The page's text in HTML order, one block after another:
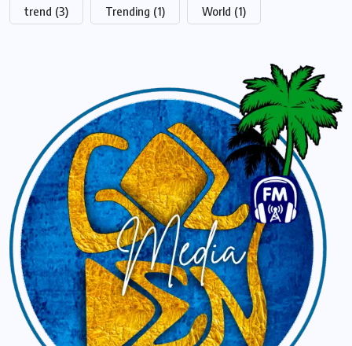
trend (3) Trending (1) World (1)